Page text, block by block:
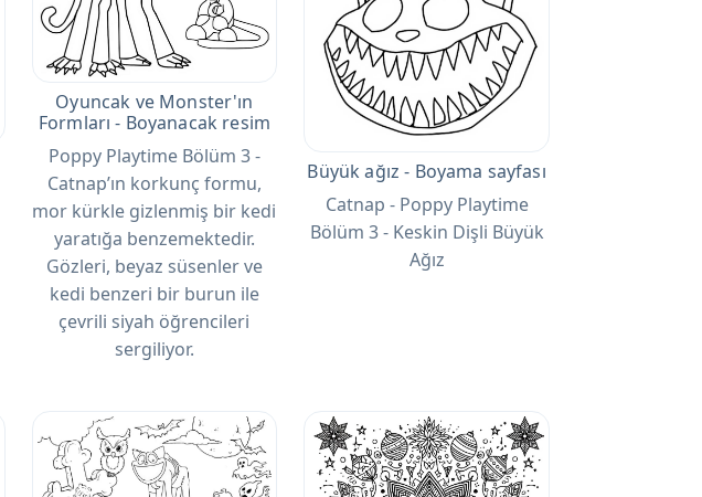
Oyuncak ve Monster'ın
Formları - Boyanacak resim
Poppy Playtime Bölüm 3 -
Catnap’ın korkunç formu,
mor kürkle gizlenmiş bir kedi
yaratığa benzemektedir.
Gözleri, beyaz süsenler ve
kedi benzeri bir burun ile
çevrili siyah öğrencileri
sergiliyor.
Büyük ağız - Boyama sayfası
Catnap - Poppy Playtime
Bölüm 3 - Keskin Dişli Büyük
Ağız